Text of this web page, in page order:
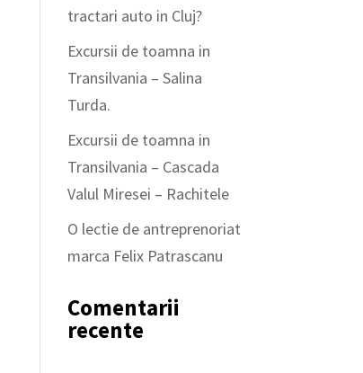
tractari auto in Cluj?
Excursii de toamna in
Transilvania – Salina
Turda.
Excursii de toamna in
Transilvania – Cascada
Valul Miresei – Rachitele
O lectie de antreprenoriat
marca Felix Patrascanu
Comentarii
recente